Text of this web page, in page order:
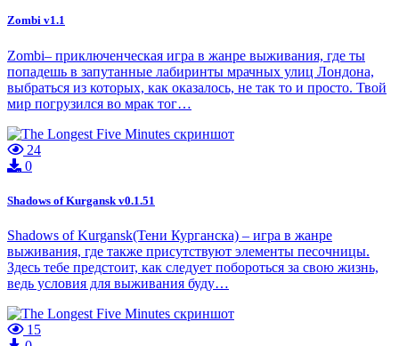
Zombi v1.1
Zombi– приключенческая игра в жанре выживания, где ты
попадешь в запутанные лабиринты мрачных улиц Лондона,
выбраться из которых, как оказалось, не так то и просто. Твой
мир погрузился во мрак тог…
24
0
Shadows of Kurgansk v0.1.51
Shadows of Kurgansk(Тени Курганска) – игра в жанре
выживания, где также присутствуют элементы песочницы.
Здесь тебе предстоит, как следует побороться за свою жизнь,
ведь условия для выживания буду…
15